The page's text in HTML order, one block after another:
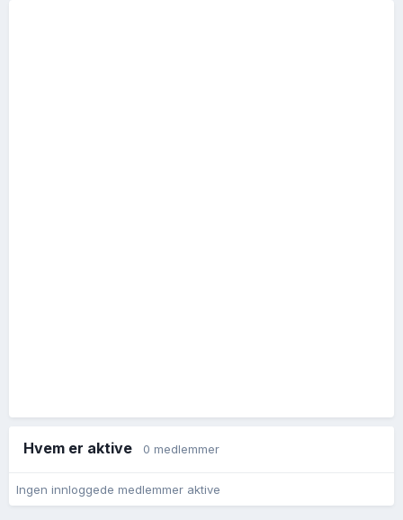
Hvem er aktive 0 medlemmer
Ingen innloggede medlemmer aktive